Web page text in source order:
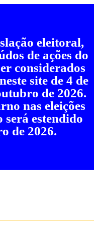
eleitoral,
de ações do
considerados
site de 4 de
de 2026.
nas eleições
estendido
de 2026.